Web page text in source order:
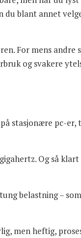
du blant annet
For mens andre
og svakere
stasjonære pc-
Og så
belastning –
heftig,